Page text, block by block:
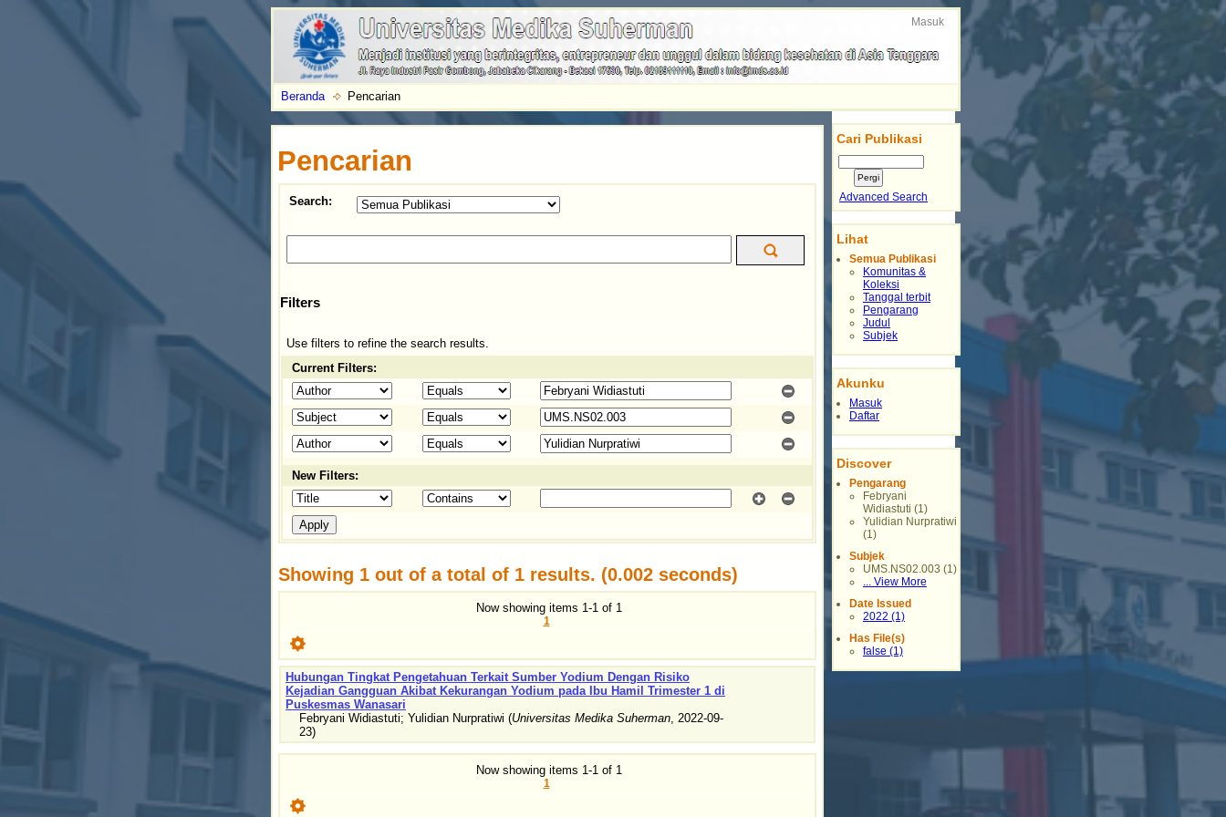
Beranda Pencarian
Masuk
Pencarian
Search:
Filters
Use filters to refine the search results.
Current Filters:
New Filters:
Showing 1 out of a total of 1 results. (0.002 seconds)
Now showing items 1-1 of 1
1
Hubungan Tingkat Pengetahuan Terkait Sumber Yodium Dengan Risiko
Kejadian Gangguan Akibat Kekurangan Yodium pada Ibu Hamil Trimester 1 di
Puskesmas Wanasari
Febryani Widiastuti; Yulidian Nurpratiwi (Universitas Medika Suherman 2022-09-
23)
Now showing items 1-1 of 1
1
Cari Publikasi
Advanced Search
Lihat
Semua Publikasi
Komunitas &
Koleksi
Tanggal terbit
Pengarang
Judul
Subjek
Akunku
Masuk
Daftar
Discover
Pengarang
Febryani
Widiastuti (1)
Yulidian Nurpratiwi
(1)
Subjek
UMS.NS02.003 (1)
... View More
Date Issued
2022 (1)
Has File(s)
false (1)